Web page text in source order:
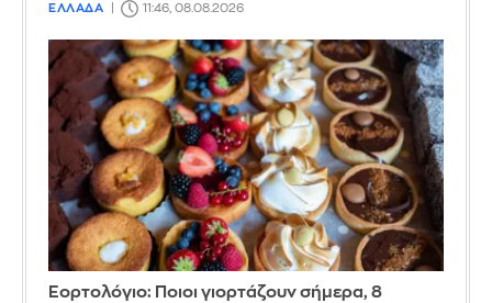
ΕΛΛΑΔΑ 11:46, 08.08.2026
Εορτολόγιο: Ποιοι γιορτάζουν σήμερα, 8